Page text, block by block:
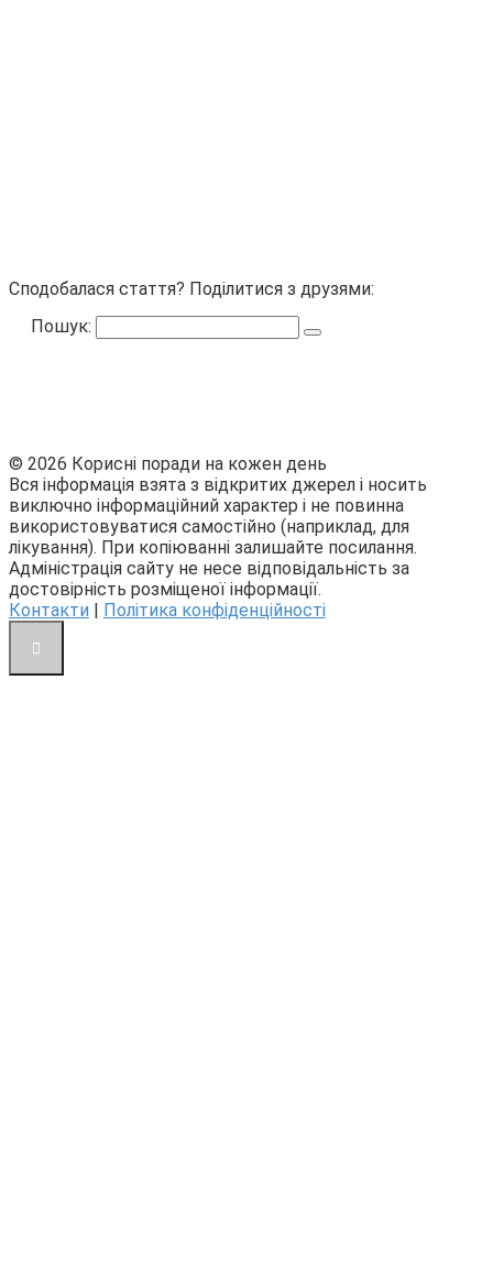
Сподобалася стаття? Поділитися з друзями:
Пошук:
© 2026 Корисні поради на кожен день
Вся інформація взята з відкритих джерел і носить
виключно інформаційний характер і не повинна
використовуватися самостійно (наприклад, для
лікування). При копіюванні залишайте посилання.
Адміністрація сайту не несе відповідальність за
достовірність розміщеної інформації.
Контакти
Політика конфіденційності